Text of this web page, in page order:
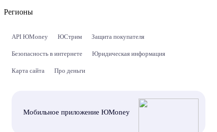
Регионы
API ЮMoney ЮСтрим Защита покупателя
Безопасность в интернете Юридическая информация
Карта сайта Про деньги
Мобильное приложение ЮMoney